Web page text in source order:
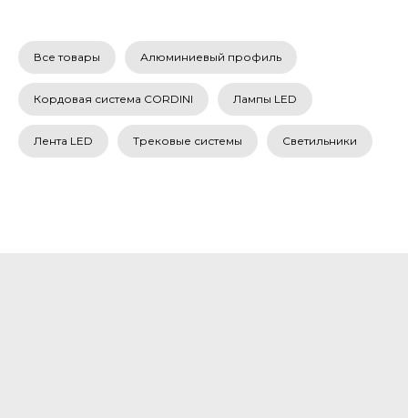
Все товары Алюминиевый профиль
Кордовая система CORDINI Лампы LED
Лента LED Трековые системы Светильники